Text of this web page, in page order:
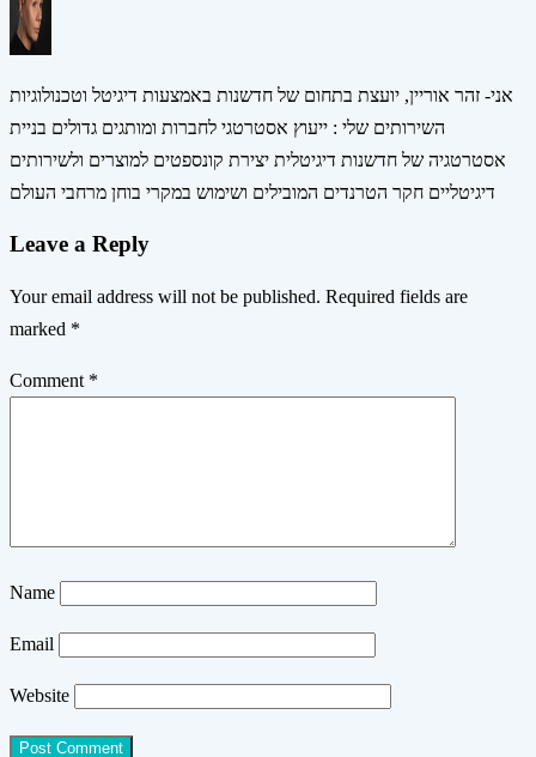
אני- זהר אוריין, יועצת בתחום של חדשנות באמצעות דיגיטל וטכנולוגיות
השירותים שלי : ייעוץ אסטרטגי לחברות ומותגים גדולים בניית
אסטרטגיה של חדשנות דיגיטלית יצירת קונספטים למוצרים ולשירותים
דיגיטליים חקר הטרנדים המובילים ושימוש במקרי בוחן מרחבי העולם
Leave a Reply
Your email address will not be published. Required fields are
marked *
Comment *
Name
Email
Website